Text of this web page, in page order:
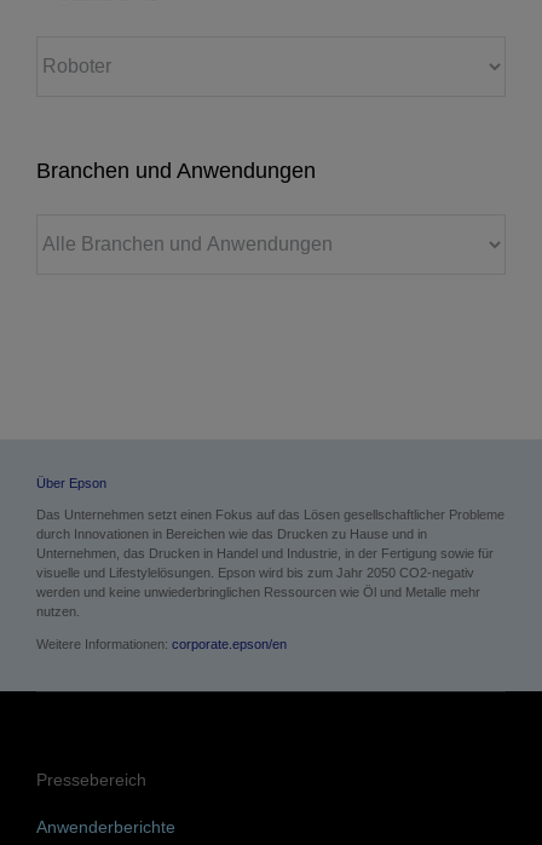
Branchen und Anwendungen
Über Epson
Das Unternehmen setzt einen Fokus auf das Lösen gesellschaftlicher Probleme
durch Innovationen in Bereichen wie das Drucken zu Hause und in
Unternehmen, das Drucken in Handel und Industrie, in der Fertigung sowie für
visuelle und Lifestylelösungen. Epson wird bis zum Jahr 2050 CO2-negativ
werden und keine unwiederbringlichen Ressourcen wie Öl und Metalle mehr
nutzen.
Weitere Informationen: corporate.epson/en
Pressebereich
Anwenderberichte